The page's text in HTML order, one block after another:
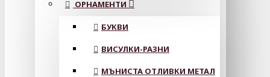
ОРНАМЕНТИ
БУКВИ
ВИСУЛКИ-РАЗНИ
МЪНИСТА ОТЛИВКИ МЕТАЛ